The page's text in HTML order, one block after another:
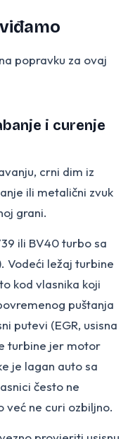
popravku za ovaj
i curenje
crni dim iz
ili metalični zvuk
grani.
ili BV40 turbo sa
Vodeći ležaj turbine
kod vlasnika koji
puštanja
putevi (EGR, usisna
turbine jer motor
je lagan auto sa
često ne
već ne curi ozbiljno.